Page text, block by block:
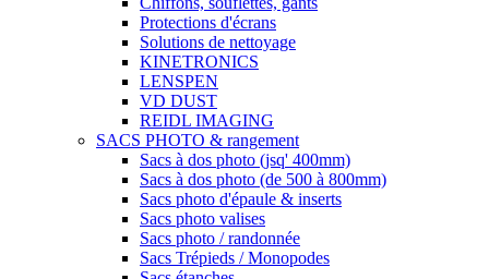
Protections d'écrans
Solutions de nettoyage
KINETRONICS
LENSPEN
VD DUST
REIDL IMAGING
SACS PHOTO & rangement
Sacs à dos photo (jsq' 400mm)
Sacs à dos photo (de 500 à 800mm)
Sacs photo d'épaule & inserts
Sacs photo valises
Sacs photo / randonnée
Sacs Trépieds / Monopodes